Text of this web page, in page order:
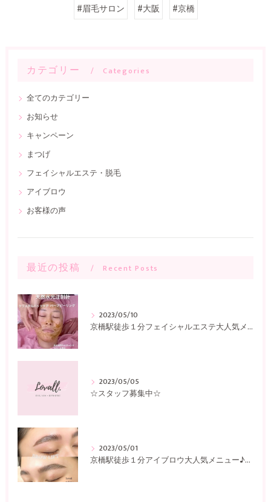
#眉毛サロン #大阪 #京橋
カテゴリー Categories
全てのカテゴリー
お知らせ
キャンペーン
まつげ
フェイシャルエステ・脱毛
アイブロウ
お客様の声
最近の投稿 Recent Posts
2023/05/10
京橋駅徒歩１分フェイシャルエステ大人気メニュー♪〜Lovall〜
2023/05/05
☆スタッフ募集中☆
2023/05/01
京橋駅徒歩１分アイブロウ大人気メニュー♪〜Lovall〜